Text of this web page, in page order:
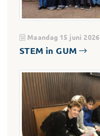
Maandag 15 juni 2026
STEM in GUM